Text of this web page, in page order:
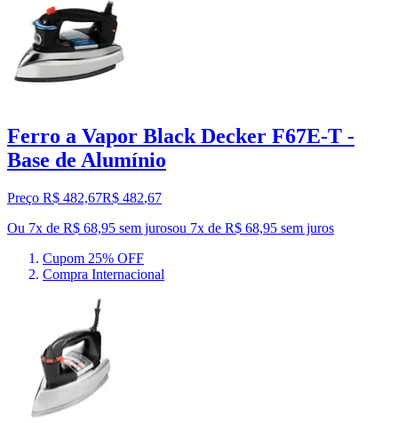
Ferro a Vapor Black Decker F67E-T -
Base de Alumínio
Preço R$ 482,67R$ 482,67
Ou 7x de R$ 68,95 sem jurosou 7x de R$ 68,95 sem juros
Cupom 25% OFF
Compra Internacional